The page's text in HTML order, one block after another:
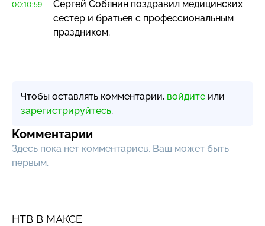
00:10:59
Сергей Собянин поздравил медицинских
сестер и братьев с профессиональным
праздником.
Чтобы оставлять комментарии, войдите или
зарегистрируйтесь.
Комментарии
Здесь пока нет комментариев, Ваш может быть
первым.
НТВ В МАКСЕ